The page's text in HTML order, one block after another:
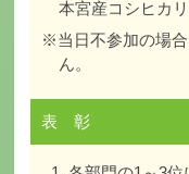
本宮産コシヒカ
※当日不参加の場
ん。
表 彰